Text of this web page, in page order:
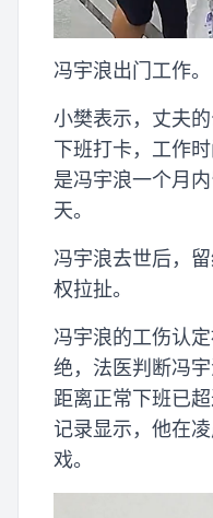
冯宇浪出门工作。
小樊表示，丈夫
下班打卡，工作
是冯宇浪一个月
天。
冯宇浪去世后，
权拉扯。
冯宇浪的工伤认
绝，法医判断冯
距离正常下班已
记录显示，他在
戏。